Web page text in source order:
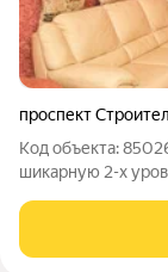
проспект
Код объекта:
шикарную 2-х
расположена на 2
21+22+13 кв.м.